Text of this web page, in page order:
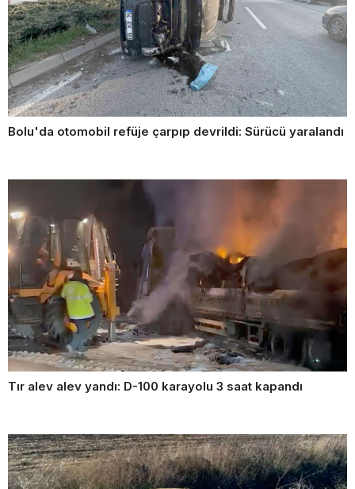
Bolu'da otomobil refüje çarpıp devrildi: Sürücü yaralandı
Tır alev alev yandı: D-100 karayolu 3 saat kapandı